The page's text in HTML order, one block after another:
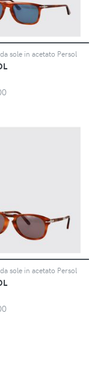
sole in acetato Persol
sole in acetato Persol